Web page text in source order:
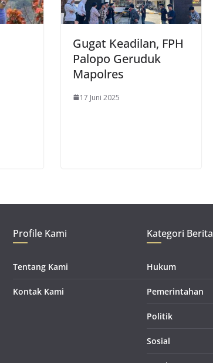
Gugat Keadilan, FPH
Palopo Geruduk
Mapolres
17 Juni 2025
Profile Kami
Tentang Kami
Kontak Kami
Kategori Berita
Hukum
Pemerintahan
Politik
Sosial